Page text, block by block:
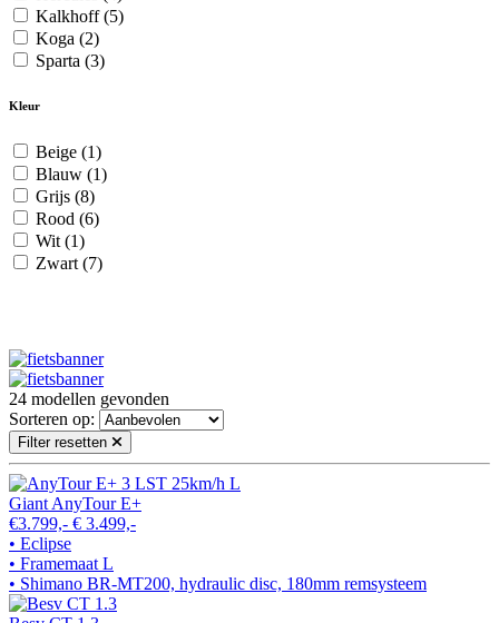
Kalkhoff(5)
Koga (2)
Sparta (3)
Kleur
Beige (1)
Blauw (1)
Grijs (8)
Rood (6)
Wit (1)
Zwart (7)
24 modellen gevonden
Sorteren op:
Filter resetten
Giant AnyTour E+
€3.799,- € 3.499,-
• Eclipse
• Framemaat L
• Shimano BR-MT200, hydraulic disc, 180mm remsysteem